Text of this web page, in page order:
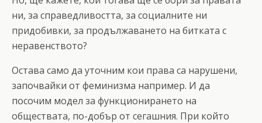
ни, за справедливостта, за социалните ни
придобивки, за продължаването на битката с
неравенството?
Остава само да уточним кои права са нарушени,
започвайки от феминизма например. И да
посочим модел за функционирането на
обществата, по-добър от сегашния. При който